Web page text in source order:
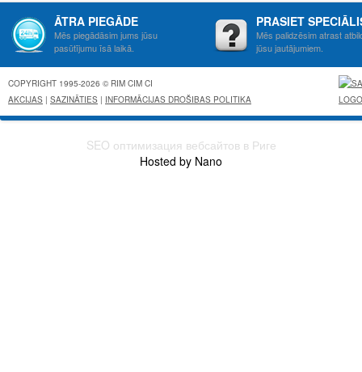
ĀTRA PIEGĀDE
Mēs piegādāsim jums jūsu
pasūtījumu īsā laikā.
PRASIET
Mēs palidzēsim atrast
jūsu jautājumiem.
COPYRIGHT 1995-2026 © RIM CIM CI
AKCIJAS | SAZINĀTIES | INFORMĀCIJAS DROŠIBAS POLITIKA
SEO оптимизация вебсайтов в Риге
Hosted by Nano